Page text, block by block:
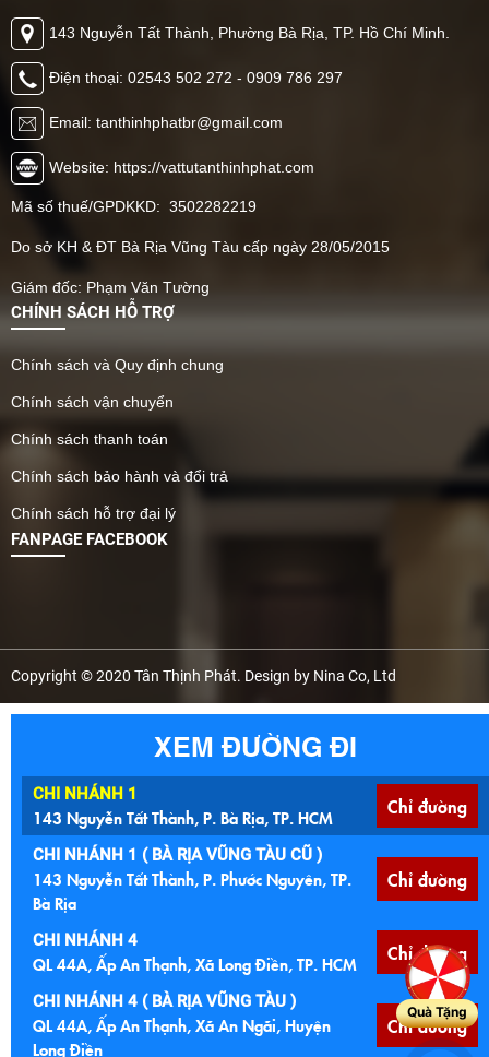
143 Nguyễn Tất Thành, Phường Bà Rịa, TP. Hồ Chí Minh.
Điện thoại: 02543 502 272 - 0909 786 297
Email: tanthinhphatbr@gmail.com
Website: https://vattutanthinhphat.com
Mã số thuế/GPDKKD: 3502282219
Do sở KH & ĐT Bà Rịa Vũng Tàu cấp ngày 28/05/2015
Giám đốc: Phạm Văn Tường
CHÍNH SÁCH HỖ TRỢ
Chính sách và Quy định chung
Chính sách vận chuyển
Chính sách thanh toán
Chính sách bảo hành và đổi trả
Chính sách hỗ trợ đại lý
FANPAGE FACEBOOK
Copyright © 2020 Tân Thịnh Phát. Design by Nina Co, Ltd
XEM ĐƯỜNG ĐI
CHI NHÁNH 1
143 Nguyễn Tất Thành, P. Bà Rịa, TP. HCM Chỉ đường
CHI NHÁNH 1 ( BÀ RỊA VŨNG TÀU CŨ )
143 Nguyễn Tất Thành, P. Phước Nguyên, TP.
Bà Rịa
Chỉ đường
CHI NHÁNH 4
QL 44A, Ấp An Thạnh, Xã Long Điền, TP. HCM Chỉ đường
CHI NHÁNH 4 ( BÀ RỊA VŨNG TÀU )
QL 44A, Ấp An Thạnh, Xã An Ngãi, Huyện
Long Điền
Chỉ đường
Quà Tặng